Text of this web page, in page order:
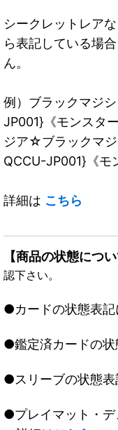
シークレットレア
ら表記している場
ん。
例）ブラックマジ
JP001}《モンスタ
ジア☆ブラックマ
QCCU-JP001}《モ
詳細は こちら
【商品の状態につい
認下さい。
●カードの状態表記
●鑑定済カードの
●スリーブの状態
●プレイマット・デ